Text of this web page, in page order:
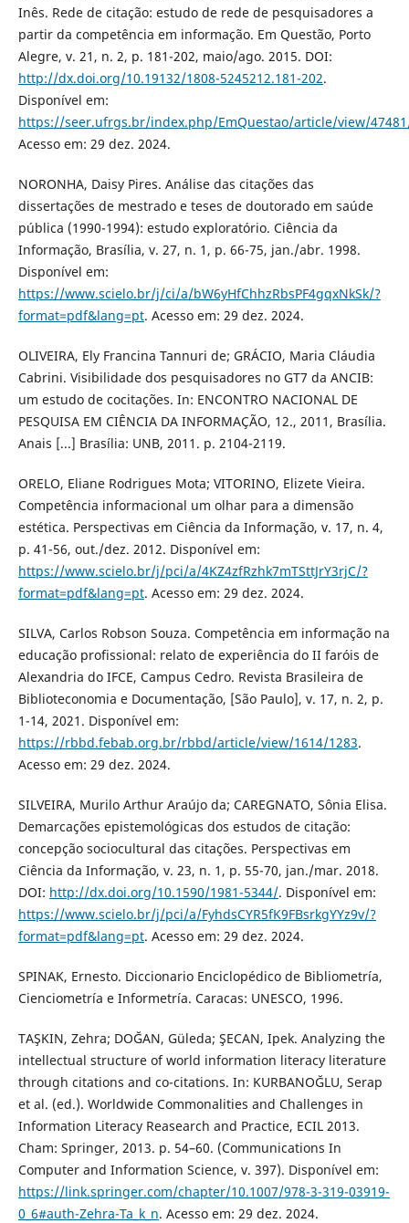
Inês. Rede de citação: estudo de rede de pesquisadores a
partir da competência em informação. Em Questão, Porto
Alegre, v. 21, n. 2, p. 181-202, maio/ago. 2015. DOI:
http://dx.doi.org/10.19132/1808-5245212.181-202.
Disponível em:
https://seer.ufrgs.br/index.php/EmQuestao/article/view/
Acesso em: 29 dez. 2024.
NORONHA, Daisy Pires. Análise das citações das
dissertações de mestrado e teses de doutorado em saúde
pública (1990-1994): estudo exploratório. Ciência da
Informação, Brasília, v. 27, n. 1, p. 66-75, jan./abr. 1998.
Disponível em:
https://www.scielo.br/j/ci/a/bW6yHfChhzRbsPF4gqxNkSk/?
format=pdf&lang=pt. Acesso em: 29 dez. 2024.
OLIVEIRA, Ely Francina Tannuri de; GRÁCIO, Maria Cláudia
Cabrini. Visibilidade dos pesquisadores no GT7 da ANCIB:
um estudo de cocitações. In: ENCONTRO NACIONAL DE
PESQUISA EM CIÊNCIA DA INFORMAÇÃO, 12., 2011, Brasília.
Anais [...] Brasília: UNB, 2011. p. 2104-2119.
ORELO, Eliane Rodrigues Mota; VITORINO, Elizete Vieira.
Competência informacional um olhar para a dimensão
estética. Perspectivas em Ciência da Informação, v. 17, n. 4,
p. 41-56, out./dez. 2012. Disponível em:
https://www.scielo.br/j/pci/a/4KZ4zfRzhk7mTSttJrY3rjC/?
format=pdf&lang=pt. Acesso em: 29 dez. 2024.
SILVA, Carlos Robson Souza. Competência em informação na
educação profissional: relato de experiência do II faróis de
Alexandria do IFCE, Campus Cedro. Revista Brasileira de
Biblioteconomia e Documentação, [São Paulo], v. 17, n. 2, p.
1-14, 2021. Disponível em:
https://rbbd.febab.org.br/rbbd/article/view/1614/1283.
Acesso em: 29 dez. 2024.
SILVEIRA, Murilo Arthur Araújo da; CAREGNATO, Sônia Elisa.
Demarcações epistemológicas dos estudos de citação:
concepção sociocultural das citações. Perspectivas em
Ciência da Informação, v. 23, n. 1, p. 55-70, jan./mar. 2018.
DOI: http://dx.doi.org/10.1590/1981-5344/. Disponível em:
https://www.scielo.br/j/pci/a/FyhdsCYR5fK9FBsrkgYYz9v/?
format=pdf&lang=pt. Acesso em: 29 dez. 2024.
SPINAK, Ernesto. Diccionario Enciclopédico de Bibliometría,
Cienciometría e Informetría. Caracas: UNESCO, 1996.
TAŞKIN, Zehra; DOĞAN, Güleda; ŞECAN, Ipek. Analyzing the
intellectual structure of world information literacy literature
through citations and co-citations. In: KURBANOĞLU, Serap
et al. (ed.). Worldwide Commonalities and Challenges in
Information Literacy Reasearch and Practice, ECIL 2013.
Cham: Springer, 2013. p. 54–60. (Communications In
Computer and Information Science, v. 397). Disponível em:
https://link.springer.com/chapter/10.1007/978-3-319-03919-
0_6#auth-Zehra-Ta_k_n. Acesso em: 29 dez. 2024.